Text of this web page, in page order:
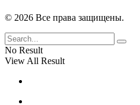
© 2026 Все права защищены.
No Result
View All Result